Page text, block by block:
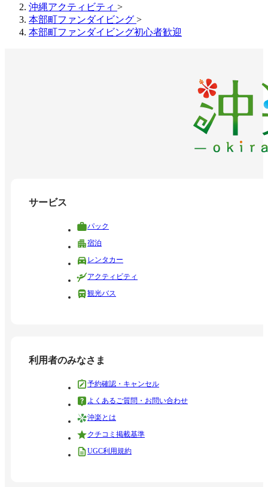
沖縄アクティビティ >
本部町ファンダイビング >
本部町ファンダイビング初心者歓迎
サービス
パック
宿泊
レンタカー
アクティビティ
観光バス
利用者のみなさま
予約確認・キャンセル
よくあるご質問・お問い合わせ
沖楽とは
クチコミ掲載基準
UGC利用規約